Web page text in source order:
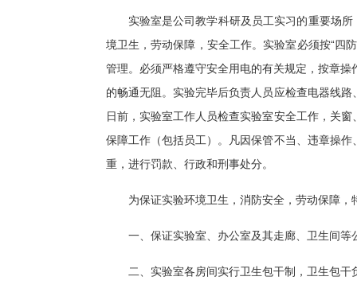
实验室是公司教学科研及员工实习的重要场
境卫生，劳动保障，安全工作。实验室必须按“四
管理。必须严格遵守安全用电的有关规定，按章
的畅通无阻。实验完毕后负责人员应检查电器线
日前，实验室工作人员检查实验室安全工作，关
保障工作（包括员工）。凡因保管不当、违章操
重，进行罚款、行政和刑事处分。
为保证实验环境卫生，消防安全，劳动保障，
一、保证实验室、办公室及其走廊、卫生间
二、实验室各房间实行卫生包干制，卫生包